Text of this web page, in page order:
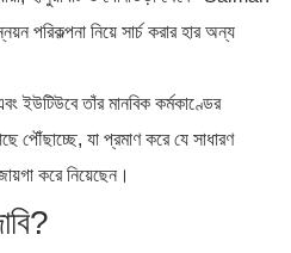
নিয়ে সার্চ করার হার অন্য
ইউটিউবে তাঁর মানবিক কর্মকাণ্ডের
পৌঁছাচ্ছে, যা প্রমাণ করে যে সাধারণ
করে নিয়েছেন।